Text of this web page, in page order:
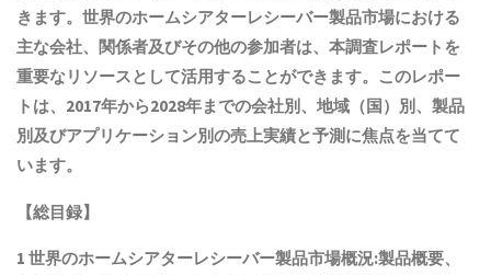
きます。世界のホームシアターレシーバー製品市場における
主な会社、関係者及びその他の参加者は、本調査レポートを
重要なリソースとして活用することができます。このレポー
トは、2017年から2028年までの会社別、地域（国）別、製品
別及びアプリケーション別の売上実績と予測に焦点を当てて
います。
【総目録】
1 世界のホームシアターレシーバー製品市場概況:製品概要、